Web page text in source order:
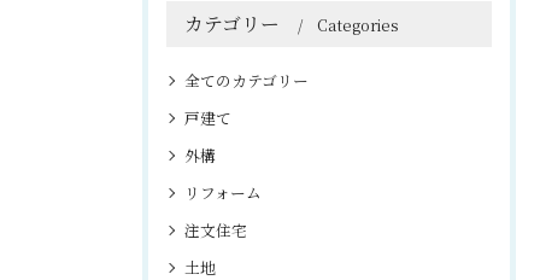
カテゴリー Categories
全てのカテゴリー
戸建て
外構
リフォーム
注文住宅
土地